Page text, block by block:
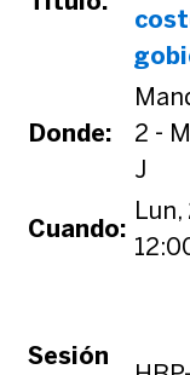
Donde:
2 -
J
Cuando:
Lun,
Sesión